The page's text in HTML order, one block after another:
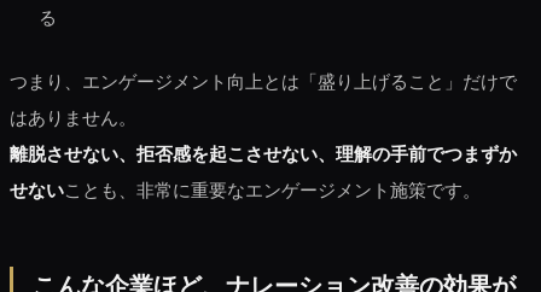
る
つまり、エンゲージメント向上とは「盛り上げること」だけで
はありません。
離脱させない、拒否感を起こさせない、理解の手前でつまずか
せないことも、非常に重要なエンゲージメント施策です。
こんな企業ほど、ナレーション改善の効果が